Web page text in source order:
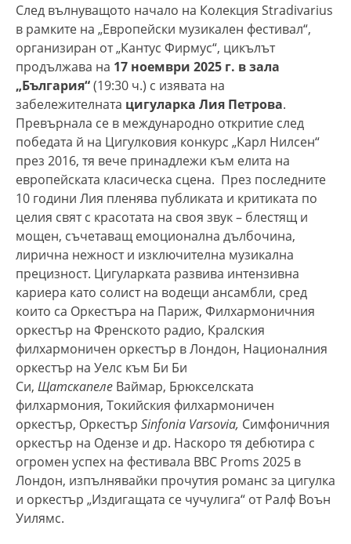
След вълнуващото начало на Колекция Stradivarius
в рамките на „Европейски музикален фестивал“,
организиран от „Кантус Фирмус“, цикълът
продължава на 17 ноември 2025 г. в зала
„България“(19:30 ч.) с изявата на
забележителната цигуларка Лия Петрова.
Превърнала се в международно откритие след
победата й на Цигулковия конкурс „Карл Нилсен“
през 2016, тя вече принадлежи към елита на
европейската класическа сцена. През последните
10 години Лия пленява публиката и критиката по
целия свят с красотата на своя звук – блестящ и
мощен, съчетаващ емоционална дълбочина,
лирична нежност и изключителна музикална
прецизност. Цигуларката развива интензивна
кариера като солист на водещи ансамбли, сред
които са Оркестъра на Париж, Филхармоничния
оркестър на Френското радио, Кралския
филхармоничен оркестър в Лондон, Националния
оркестър на Уелс към Би Би
Си, Щатскапеле Ваймар, Брюкселската
филхармония, Токийския филхармоничен
оркестър, Оркестър Sinfonia Varsovia, Симфоничния
оркестър на Одензе и др. Наскоро тя дебютира с
огромен успех на фестивала BBC Proms 2025 в
Лондон, изпълнявайки прочутия романс за цигулка
и оркестър „Издигащата се чучулига“ от Ралф Воън
Уилямс.